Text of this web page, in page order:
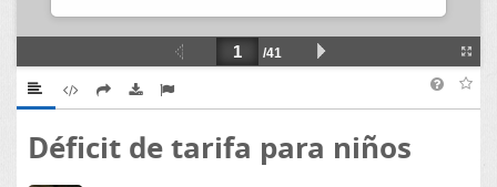
Déficit de tarifa para niños